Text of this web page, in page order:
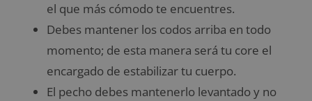
el que más cómodo te encuentres.
Debes mantener los codos arriba en todo
momento; de esta manera será tu core el
encargado de estabilizar tu cuerpo.
El pecho debes mantenerlo levantado y no